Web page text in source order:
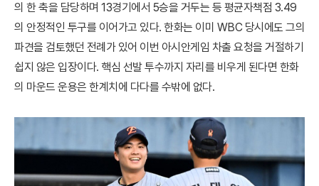
의 한 축을 담당하며 13경기에서 5승을 거두는 등 평균자책점 3.49
의 안정적인 투구를 이어가고 있다. 한화는 이미 WBC 당시에도 그의
파견을 검토했던 전례가 있어 이번 아시안게임 차출 요청을 거절하기
쉽지 않은 입장이다. 핵심 선발 투수까지 자리를 비우게 된다면 한화
의 마운드 운용은 한계치에 다다를 수밖에 없다.